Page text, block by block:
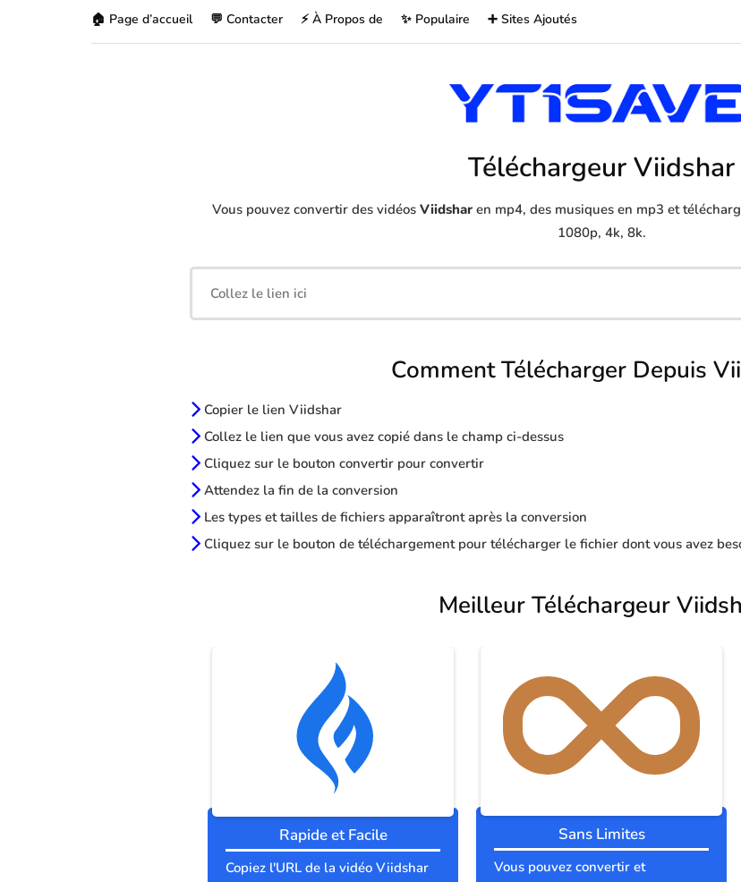
🏠 Page d’accueil 💬 Contacter ⚡ À Propos de ✨ Populaire ➕ Sites Ajoutés
Téléchargeur Viidshar
Vous pouvez convertir des vidéos Viidshar en mp4, des musiques en mp3 et
1080p, 4k, 8k.
Comment Télécharger Depuis
Copier le lien Viidshar
Collez le lien que vous avez copié dans le champ ci-dessus
Cliquez sur le bouton convertir pour convertir
Attendez la fin de la conversion
Les types et tailles de fichiers apparaîtront après la conversion
Cliquez sur le bouton de téléchargement pour télécharger le fichier dont vous avez
Meilleur Téléchargeur
Rapide et Facile
Copiez l'URL de la vidéo Viidshar
Sans Limites
Vous pouvez convertir et